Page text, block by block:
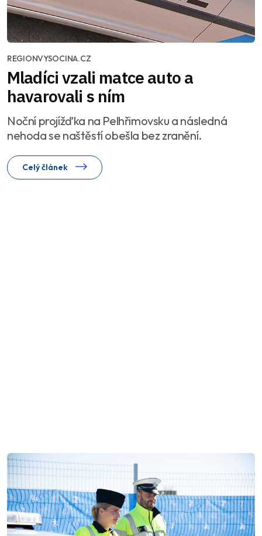
REGIONVYSOCINA.CZ
Mladíci vzali matce auto a
havarovali s ním
Noční projížďka na Pelhřimovsku a následná
nehoda se naštěstí obešla bez zranění.
Celý článek